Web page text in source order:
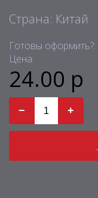
Страна: Китай
Готовы оформить?:
Цена:
24.00 р
− +